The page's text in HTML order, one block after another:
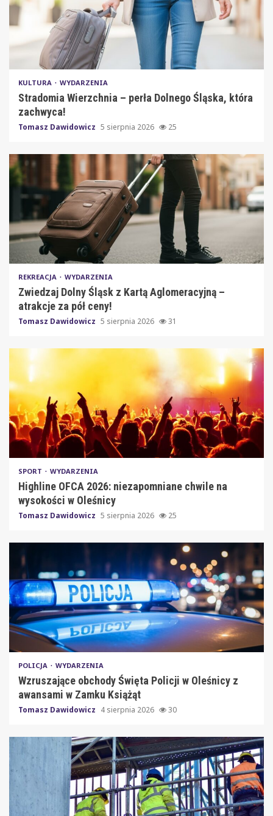
KULTURA WYDARZENIA
Stradomia Wierzchnia – perła Dolnego Śląska, która
zachwyca!
Tomasz Dawidowicz 5 sierpnia 2026 25
REKREACJA WYDARZENIA
Zwiedzaj Dolny Śląsk z Kartą Aglomeracyjną –
atrakcje za pół ceny!
Tomasz Dawidowicz 5 sierpnia 2026 31
SPORT WYDARZENIA
Highline OFCA 2026: niezapomniane chwile na
wysokości w Oleśnicy
Tomasz Dawidowicz 5 sierpnia 2026 25
POLICJA WYDARZENIA
Wzruszające obchody Święta Policji w Oleśnicy z
awansami w Zamku Książąt
Tomasz Dawidowicz 4 sierpnia 2026 30